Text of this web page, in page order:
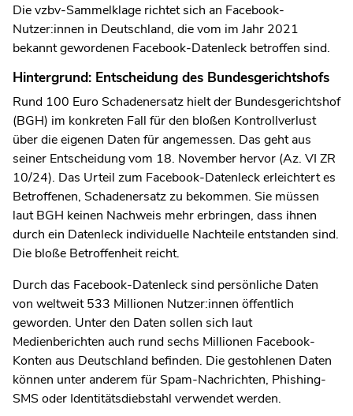
Die vzbv-Sammelklage richtet sich an Facebook-
Nutzer:innen in Deutschland, die vom im Jahr 2021
bekannt gewordenen Facebook-Datenleck betroffen sind.
Hintergrund: Entscheidung des Bundesgerichtshofs
Rund 100 Euro Schadenersatz hielt der Bundesgerichtshof
(BGH) im konkreten Fall für den bloßen Kontrollverlust
über die eigenen Daten für angemessen. Das geht aus
seiner Entscheidung vom 18. November hervor (Az. VI ZR
10/24). Das Urteil zum Facebook-Datenleck erleichtert es
Betroffenen, Schadenersatz zu bekommen. Sie müssen
laut BGH keinen Nachweis mehr erbringen, dass ihnen
durch ein Datenleck individuelle Nachteile entstanden sind.
Die bloße Betroffenheit reicht.
Durch das Facebook-Datenleck sind persönliche Daten
von weltweit 533 Millionen Nutzer:innen öffentlich
geworden. Unter den Daten sollen sich laut
Medienberichten auch rund sechs Millionen Facebook-
Konten aus Deutschland befinden. Die gestohlenen Daten
können unter anderem für Spam-Nachrichten, Phishing-
SMS oder Identitätsdiebstahl verwendet werden.